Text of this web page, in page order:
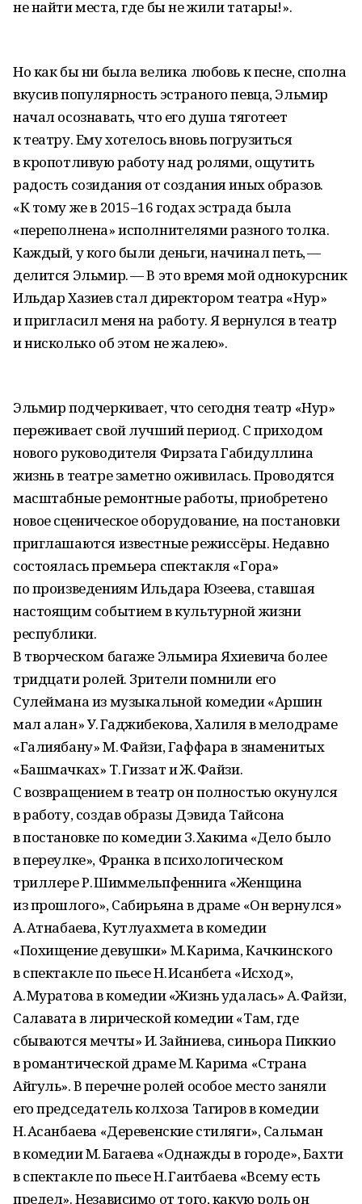
не найти места, где бы не жили татары!».
Но как бы ни была велика любовь к песне, сполна
вкусив популярность эстраного певца, Эльмир
начал осознавать, что его душа тяготеет
к театру. Ему хотелось вновь погрузиться
в кропотливую работу над ролями, ощутить
радость созидания от создания иных образов.
«К тому же в 2015–16 годах эстрада была
«переполнена» исполнителями разного толка.
Каждый, у кого были деньги, начинал петь, —
делится Эльмир. — В это время мой однокурсник
Ильдар Хазиев стал директором театра «Нур»
и пригласил меня на работу. Я вернулся в театр
и нисколько об этом не жалею».
Эльмир подчеркивает, что сегодня театр «Нур»
переживает свой лучший период. С приходом
нового руководителя Фирзата Габидуллина
жизнь в театре заметно оживилась. Проводятся
масштабные ремонтные работы, приобретено
новое сценическое оборудование, на постановки
приглашаются известные режиссёры. Недавно
состоялась премьера спектакля «Гора»
по произведениям Ильдара Юзеева, ставшая
настоящим событием в культурной жизни
республики.
В творческом багаже Эльмира Яхиевича более
тридцати ролей. Зрители помнили его
Сулеймана из музыкальной комедии «Аршин
мал алан» У. Гаджибекова, Халиля в мелодраме
«Галиябану» М. Файзи, Гаффара в знаменитых
«Башмачках» Т. Гиззат и Ж. Файзи.
С возвращением в театр он полностью окунулся
в работу, создав образы Дэвида Тайсона
в постановке по комедии З. Хакима «Дело было
в переулке», Франка в психологическом
триллере Р. Шиммельпфеннига «Женщина
из прошлого», Сабирьяна в драме «Он вернулся»
А. Атнабаева, Кутлуахмета в комедии
«Похищение девушки» М. Карима, Качкинского
в спектакле по пьесе Н. Исанбета «Исход»,
А. Муратова в комедии «Жизнь удалась» А. Файзи,
Салавата в лирической комедии «Там, где
сбываются мечты» И. Зайниева, синьора Пиккио
в романтической драме М. Карима «Страна
Айгуль». В перечне ролей особое место заняли
его председатель колхоза Тагиров в комедии
Н. Асанбаева «Деревенские стиляги», Сальман
в комедии М. Багаева «Однажды в городе», Бахти
в спектакле по пьесе Н. Гаитбаева «Всему есть
предел». Независимо от того, какую роль он